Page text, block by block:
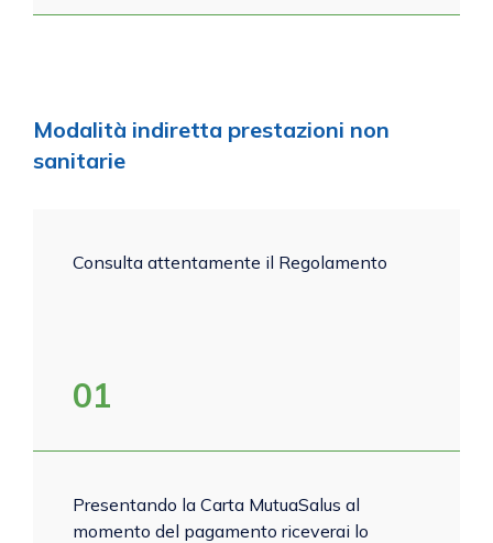
Modalità indiretta prestazioni non
sanitarie
Consulta attentamente il Regolamento
01
Presentando la Carta MutuaSalus al
momento del pagamento riceverai lo